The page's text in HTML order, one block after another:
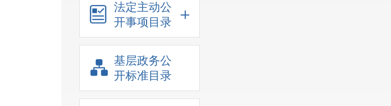
法定主动公
开事项目录
基层政务公
开标准目录